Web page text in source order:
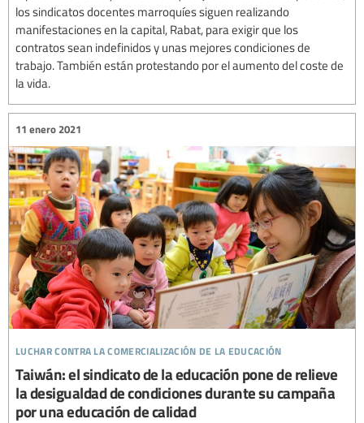
los sindicatos docentes marroquíes siguen realizando
manifestaciones en la capital, Rabat, para exigir que los
contratos sean indefinidos y unas mejores condiciones de
trabajo. También están protestando por el aumento del coste de
la vida.
luchar contra la comercialización de la educación
11 enero 2021
Taiwán: el sindicato de la educación pone de relieve
la desigualdad de condiciones durante su campaña
por una educación de calidad